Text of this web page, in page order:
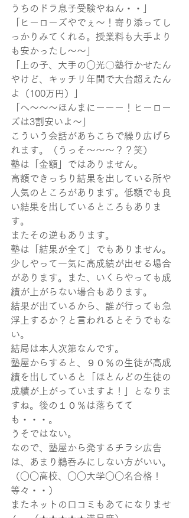
うちのドラ息子受験やねん・・」
「ヒーローズやでぇ～！寄り添ってし
っかりみてくれる。授業料も大手より
も安かったし～～」
「上の子、大手の○光〇塾行かせたん
やけど、キッチリ年間で大台超えたん
よ（100万円）」
「へ～～～ほんまにーーー！ヒーロー
ズは3割安いよ～」
こういう会話があちこちで繰り広げら
れます。（うっそ～～～？？笑）
塾は「金額」ではありません。
高額できっちり結果を出している所や
人気のところがあります。低額でも良
い結果を出しているところもありま
す。
またその逆もあります。
塾は「結果が全て」でもありません。
少しやって一気に高成績が出せる場合
があります。また、いくらやっても成
績が上がらない場合もあります。
結果が出ているから、誰が行っても急
浮上するか？と言われるとそうでもな
い。
結局は本人次第なんです。
塾屋からすると、９０％の生徒が高成
績を出していると「ほとんどの生徒の
成績が上がっていますよ！」となりま
すね。後の１０％は落ちてて
も・・・。
うそではない。
なので、塾屋から発するチラシ広告
は、あまり鵜呑みにしない方がいい。
（○○高校、○○大学○○名合格！
等々・・）
またネットの口コミもあてになりませ